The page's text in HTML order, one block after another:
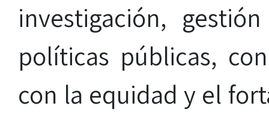
investigación,
políticas públicas,
con la equidad y el